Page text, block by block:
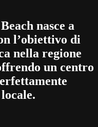
nasce a
l’obiettivo di
nella regione
un centro